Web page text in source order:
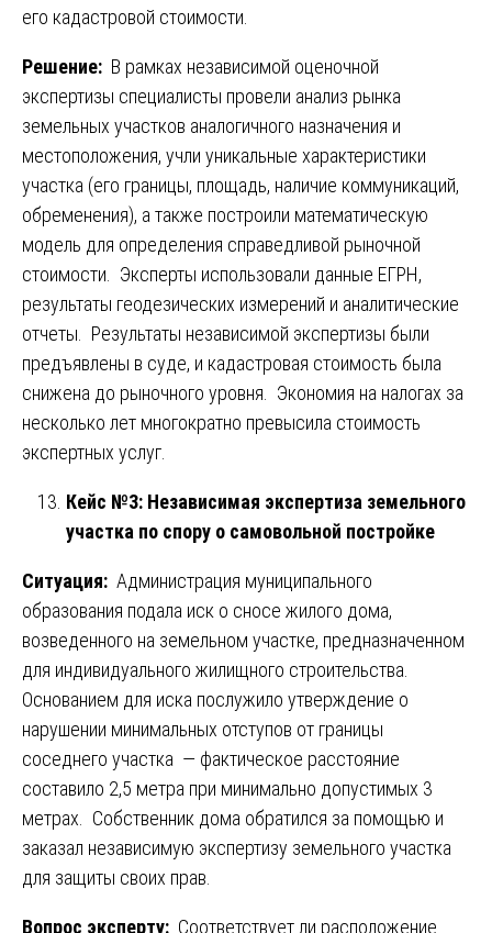
его кадастровой стоимости.
Решение: В рамках независимой оценочной
экспертизы специалисты провели анализ рынка
земельных участков аналогичного назначения и
местоположения, учли уникальные характеристики
участка (его границы, площадь, наличие коммуникаций,
обременения), а также построили математическую
модель для определения справедливой рыночной
стоимости. Эксперты использовали данные ЕГРН,
результаты геодезических измерений и аналитические
отчеты. Результаты независимой экспертизы были
предъявлены в суде, и кадастровая стоимость была
снижена до рыночного уровня. Экономия на налогах за
несколько лет многократно превысила стоимость
экспертных услуг.
Кейс №3: Независимая экспертиза земельного
участка по спору о самовольной постройке
Ситуация: Администрация муниципального
образования подала иск о сносе жилого дома,
возведенного на земельном участке, предназначенном
для индивидуального жилищного строительства.
Основанием для иска послужило утверждение о
нарушении минимальных отступов от границы
соседнего участка — фактическое расстояние
составило 2,5 метра при минимально допустимых 3
метрах. Собственник дома обратился за помощью и
заказал независимую экспертизу земельного участка
для защиты своих прав.
Вопрос эксперту: Соответствует ли расположение